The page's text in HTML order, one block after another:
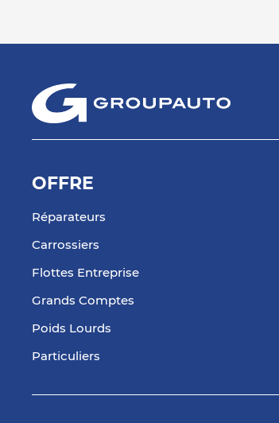
12.09
km
ALLIANCE AUTO
33440 AMBARES ET
Fermé actuellement
OFFRE
Réparateurs
Carrossiers
Flottes Entreprise
Grands Comptes
Poids Lourds
Particuliers